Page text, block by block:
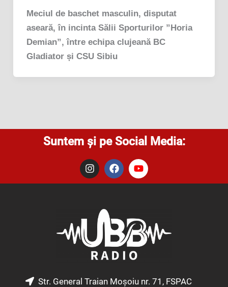
Meciul de baschet masculin, disputat
aseară, în incinta Sălii Sporturilor ”Horia
Demian”, între echipa clujeană BC
Gladiator și CSU Sibiu
Suntem și pe Social Media:
I
n
s
m
F
a
c
o
k
Y
o
u
e
Str. General Traian Moșoiu nr. 71, FSPAC